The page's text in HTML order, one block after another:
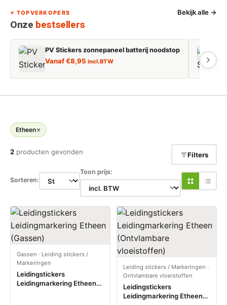
⭐ TOPVERKOPERS
Onze bestsellers
Bekijk alle →
PV Stickers zonnepaneel batterij noodstop
Vanaf€8,95 incl. BTW
Etheen
2 producten gevonden Filters
Sorteren:
Toon prijs:
Gassen · Leiding stickers /
Markeringen
Leidingstickers
Leidingmarkering Etheen
Leiding stickers / Markeringen ·
Ontvlambare vloeistoffen
Leidingstickers
Leidingmarkering Etheen